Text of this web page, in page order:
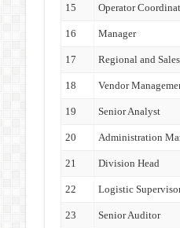
15 Operator
16 Manager
17 Regional and
18 Vendor
19 Senior Analyst
20 Administration
21 Division Head
22 Logistic
23 Senior Auditor